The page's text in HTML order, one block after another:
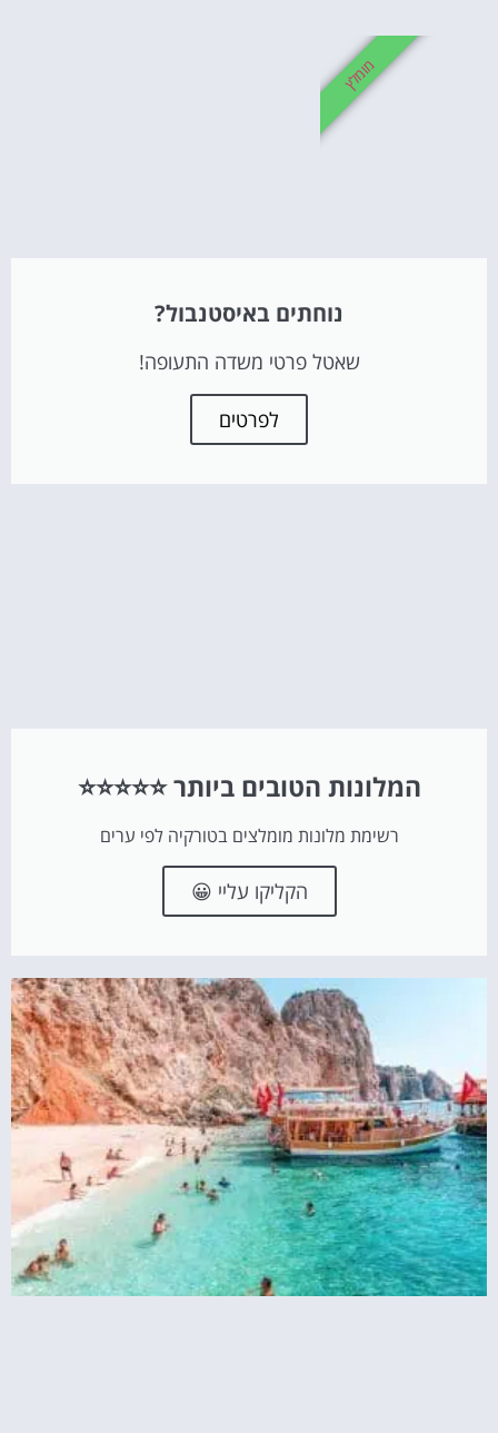
נוחתים באיסטנבול?
שאטל פרטי משדה התעופה!
לפרטים
מומלץ
המלונות הטובים ביותר ⭐⭐⭐⭐⭐
רשימת מלונות מומלצים בטורקיה לפי ערים
הקליקו עליי 😀